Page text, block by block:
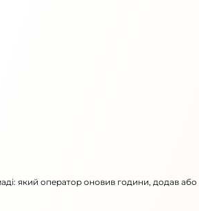
який оператор оновив години, додав або